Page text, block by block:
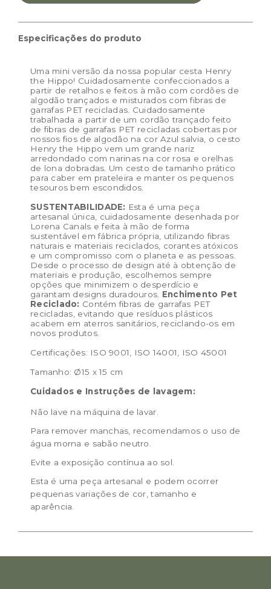
Especificações do produto
Uma mini versão da nossa popular cesta Henry
the Hippo! Cuidadosamente confeccionados a
partir de retalhos e feitos à mão com cordões de
algodão trançados e misturados com fibras de
garrafas PET recicladas. Cuidadosamente
trabalhada a partir de um cordão trançado feito
de fibras de garrafas PET recicladas cobertas por
nossos fios de algodão na cor Azul salvia, o cesto
Henry the Hippo vem um grande nariz
arredondado com narinas na cor rosa e orelhas
de lona dobradas. Um cesto de tamanho prático
para caber em prateleira e manter os pequenos
tesouros bem escondidos.
SUSTENTABILIDADE: Esta é uma peça
artesanal única, cuidadosamente desenhada por
Lorena Canals e feita à mão de forma
sustentável em fábrica própria, utilizando fibras
naturais e materiais reciclados, corantes atóxicos
e um compromisso com o planeta e as pessoas.
Desde o processo de design até à obtenção de
materiais e produção, escolhemos sempre
opções que minimizem o desperdício e
garantam designs duradouros. Enchimento Pet
Reciclado: Contém fibras de garrafas PET
recicladas, evitando que resíduos plásticos
acabem em aterros sanitários, reciclando-os em
novos produtos.
Certificações: ISO 9001, ISO 14001, ISO 45001
Tamanho: Ø15 x 15 cm
Cuidados e Instruções de lavagem:
Não lave na máquina de lavar.
Para remover manchas, recomendamos o uso de
água morna e sabão neutro.
Evite a exposição contínua ao sol.
Esta é uma peça artesanal e podem ocorrer
pequenas variações de cor, tamanho e
aparência.